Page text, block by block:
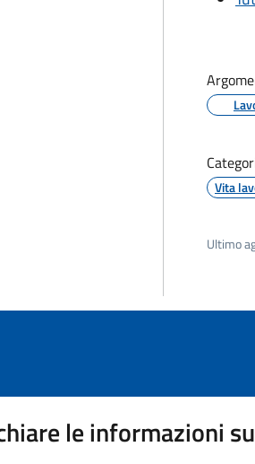
Vita
Ultimo
le informazioni